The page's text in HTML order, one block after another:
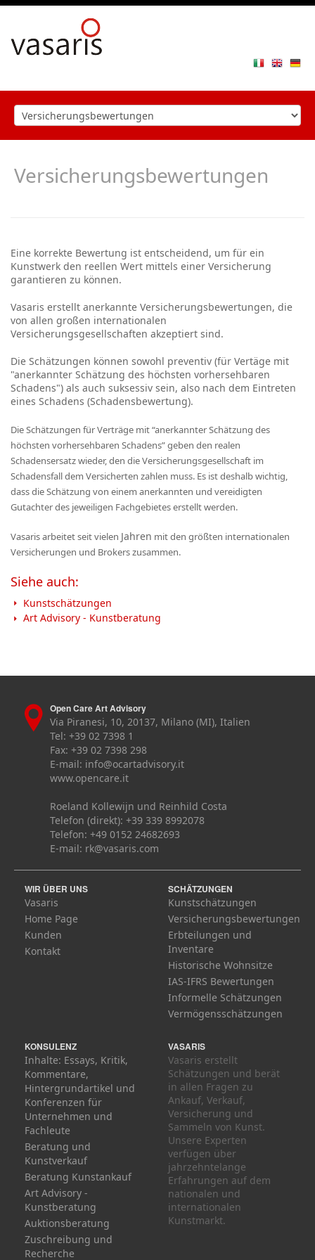
Versicherungsbewertungen
Eine korrekte Bewertung ist entscheidend, um für ein
Kunstwerk den reellen Wert mittels einer Versicherung
garantieren zu können.
Vasaris erstellt anerkannte Versicherungsbewertungen, die
von allen großen internationalen
Versicherungsgesellschaften akzeptiert sind.
Die Schätzungen können sowohl preventiv (für Vertäge mit
"anerkannter Schätzung des höchsten vorhersehbaren
Schadens") als auch suksessiv sein, also nach dem Eintreten
eines Schadens (Schadensbewertung).
Die Schätzungen fürVerträge mit “anerkannter Schätzung des
höchsten vorhersehbaren Schadens”geben den realen
Schadensersatz wieder, den die Versicherungsgesellschaft im
Schadensfall dem Versicherten zahlen muss. Es ist deshalb wichtig,
dass dieSchätzung von einem anerkannten und vereidigten
Gutachter des jeweiligen Fachgebieteserstellt werden.
Vasaris arbeitet seit vielen Jahren mit den größten internationalen
Versicherungen und Brokers zusammen.
Siehe auch:
Kunstschätzungen
Art Advisory - Kunstberatung
Open Care Art Advisory
Via Piranesi, 10, 20137, Milano (MI), Italien
Tel: +39 02 7398 1
Fax: +39 02 7398 298
E-mail: info@ocartadvisory.it
www.opencare.it
Roeland Kollewijn und Reinhild Costa
Telefon (direkt): +39 339 8992078
Telefon: +49 0152 24682693
E-mail: rk@vasaris.com
WIR ÜBER UNS
Vasaris
Home Page
Kunden
Kontakt
SCHÄTZUNGEN
Kunstschätzungen
Versicherungsbewertungen
Erbteilungen und
Inventare
Historische Wohnsitze
IAS-IFRS Bewertungen
Informelle Schätzungen
Vermögensschätzungen
KONSULENZ
Inhalte: Essays, Kritik,
Kommentare,
Hintergrundartikel und
Konferenzen für
Unternehmen und
Fachleute
Beratung und
Kunstverkauf
Beratung Kunstankauf
Art Advisory -
Kunstberatung
Auktionsberatung
Zuschreibung und
Recherche
VASARIS
Vasaris erstellt
Schätzungen und berät
in allen Fragen zu
Ankauf, Verkauf,
Versicherung und
Sammeln von Kunst.
Unsere Experten
verfügen über
jahrzehntelange
Erfahrungen auf dem
nationalen und
internationalen
Kunstmarkt.